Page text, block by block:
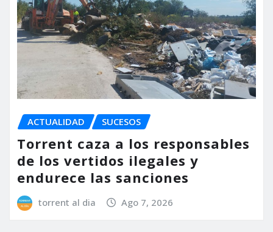
ACTUALIDAD SUCESOS
Torrent caza a los responsables
de los vertidos ilegales y
endurece las sanciones
torrent al dia Ago 7, 2026